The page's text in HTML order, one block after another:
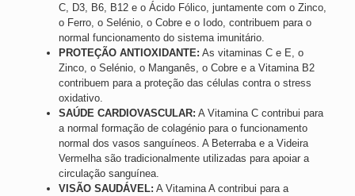
C, D3, B6, B12 e o Ácido Fólico, juntamente com o Zinco,
o Ferro, o Selénio, o Cobre e o Iodo, contribuem para o
normal funcionamento do sistema imunitário.
PROTEÇÃO ANTIOXIDANTE: As vitaminas C e E, o
Zinco, o Selénio, o Manganês, o Cobre e a Vitamina B2
contribuem para a proteção das células contra o stress
oxidativo.
SAÚDE CARDIOVASCULAR: A Vitamina C contribui para
a normal formação de colagénio para o funcionamento
normal dos vasos sanguíneos. A Beterraba e a Videira
Vermelha são tradicionalmente utilizadas para apoiar a
circulação sanguínea.
VISÃO SAUDÁVEL: A Vitamina A contribui para a